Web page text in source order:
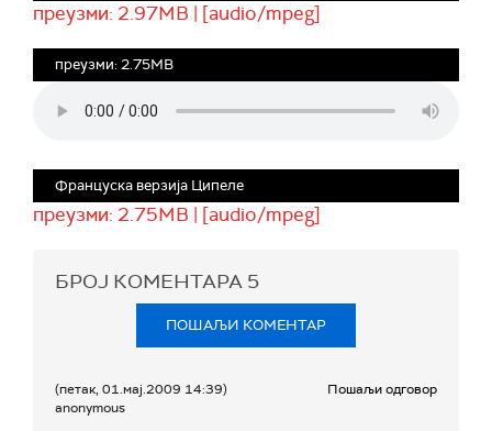
преузми: 2.97MB | [audio/mpeg]
преузми: 2.75MB
Француска верзија Ципеле
преузми: 2.75MB | [audio/mpeg]
БРОЈ КОМЕНТАРА 5
ПОШАЉИ КОМЕНТАР
(петак, 01.мај.2009 14:39)
anonymous
Пошаљи одговор